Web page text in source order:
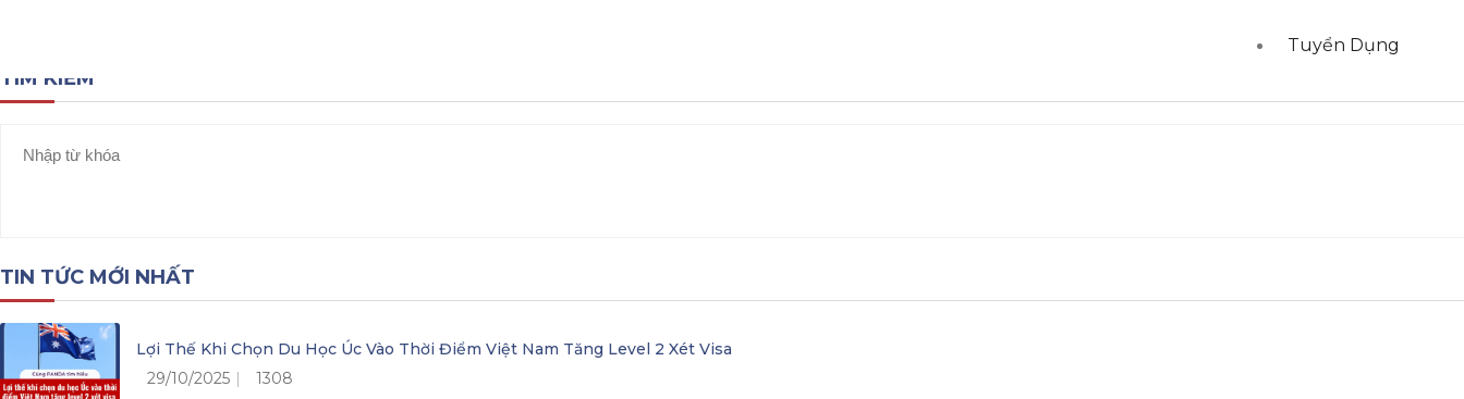
Tuyển Dụng
TÌM KIẾM
TIN TỨC MỚI NHẤT
Lợi Thế Khi Chọn Du Học Úc Vào Thời Điểm Việt Nam Tăng Level 2 Xét Visa
29/10/2025
1308